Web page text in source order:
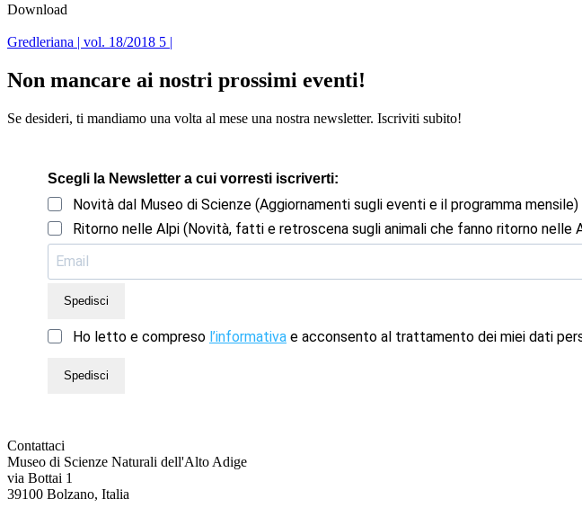
Download
Gredleriana | vol. 18/2018 5 |
Non mancare ai nostri prossimi eventi!
Se desideri, ti mandiamo una volta al mese una nostra newsletter. Iscriviti subito!
Scegli la Newsletter a cui vorresti iscriverti:
Novità dal Museo di Scienze (Aggiornamenti sugli eventi e il programma mensile)
Ritorno nelle Alpi (Novità, fatti e retroscena sugli animali che fanno ritorno nelle
Spedisci
Ho letto e compreso l’informativa e acconsento al trattamento dei miei dati
Spedisci
Contattaci
Museo di Scienze Naturali dell'Alto Adige
via Bottai 1
39100 Bolzano, Italia